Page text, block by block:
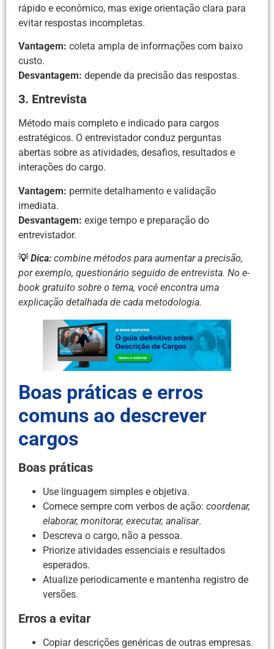
rápido e econômico, mas exige orientação clara para
evitar respostas incompletas.
Vantagem: coleta ampla de informações com baixo
custo.
Desvantagem: depende da precisão das respostas.
3. Entrevista
Método mais completo e indicado para cargos
estratégicos. O entrevistador conduz perguntas
abertas sobre as atividades, desafios, resultados e
interações do cargo.
Vantagem: permite detalhamento e validação
imediata.
Desvantagem: exige tempo e preparação do
entrevistador.
💡Dica: combine métodos para aumentar a precisão,
por exemplo, questionário seguido de entrevista. No e-
book gratuito sobre o tema, você encontra uma
explicação detalhada de cada metodologia.
Boas práticas e erros
comuns ao descrever
cargos
Boas práticas
Use linguagem simples e objetiva.
Comece sempre com verbos de ação: coordenar,
elaborar, monitorar, executar, analisar.
Descreva o cargo, não a pessoa.
Priorize atividades essenciais e resultados
esperados.
Atualize periodicamente e mantenha registro de
versões.
Erros a evitar
Copiar descrições genéricas de outras empresas.